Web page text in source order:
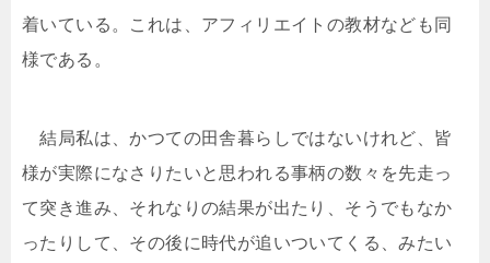
着いている。これは、アフィリエイトの教材なども同
様である。
結局私は、かつての田舎暮らしではないけれど、皆
様が実際になさりたいと思われる事柄の数々を先走っ
て突き進み、それなりの結果が出たり、そうでもなか
ったりして、その後に時代が追いついてくる、みたい